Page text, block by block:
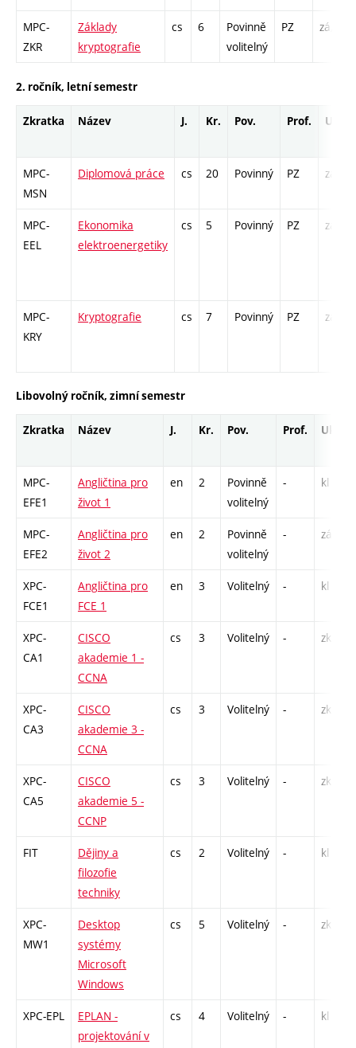
MPC-
ZKR
Základy
kryptografie
cs 6
Povinně
volitelný
PZ zá,zk
2. ročník, letní semestr
Zkratka Název J. Kr. Pov. Prof. Uk.
MPC-
MSN
Diplomová práce cs 20 Povinný PZ zá
MPC-
EEL
Ekonomika
elektroenergetiky
cs 5 Povinný PZ zá,zk
MPC-
KRY
Kryptografie cs 7 Povinný PZ zá,zk
Libovolný ročník, zimní semestr
Zkratka Název J. Kr. Pov. Prof. Uk.
MPC-
EFE1
Angličtina pro
život 1
en 2
Povinně
volitelný
- kl
MPC-
EFE2
Angličtina pro
život 2
en 2
Povinně
volitelný
- zá,zk
XPC-
FCE1
Angličtina pro
FCE 1
en 3 Volitelný - kl
XPC-
CA1
CISCO
akademie 1 -
CCNA
cs 3 Volitelný - zk
XPC-
CA3
CISCO
akademie 3 -
CCNA
cs 3 Volitelný - zk
XPC-
CA5
CISCO
akademie 5 -
CCNP
cs 3 Volitelný - zk
FIT
Dějiny a
filozofie
techniky
cs 2 Volitelný - kl
XPC-
MW1
Desktop
systémy
Microsoft
Windows
cs 5 Volitelný - zk
XPC-EPL
EPLAN -
projektování v
cs 4 Volitelný - kl